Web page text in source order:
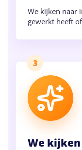
gewerkt heeft
3
We